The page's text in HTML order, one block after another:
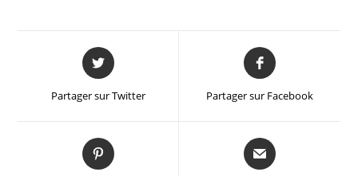
Partager sur Twitter Partager sur Facebook